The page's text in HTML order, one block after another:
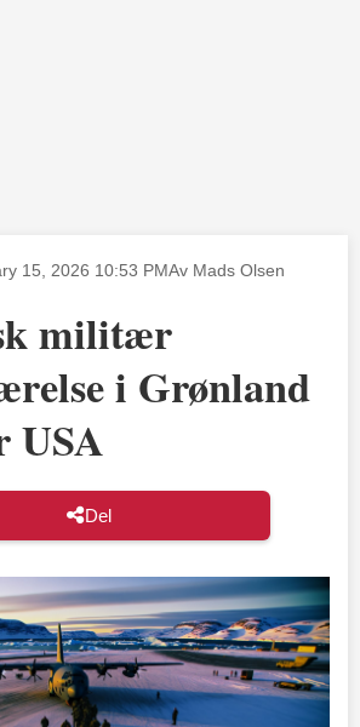
15, 2026 10:53 PMAv Mads Olsen
militær
i Grønland
USA
Del